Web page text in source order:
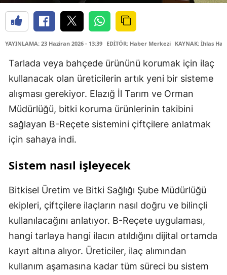
YAYINLAMA: 23 Haziran 2026 - 13:39 EDİTÖR: Haber Merkezi KAYNAK: İhlas
Tarlada veya bahçede ürününü korumak için ilaç
kullanacak olan üreticilerin artık yeni bir sisteme
alışması gerekiyor. Elazığ İl Tarım ve Orman
Müdürlüğü, bitki koruma ürünlerinin takibini
sağlayan B-Reçete sistemini çiftçilere anlatmak
için sahaya indi.
Sistem nasıl işleyecek
Bitkisel Üretim ve Bitki Sağlığı Şube Müdürlüğü
ekipleri, çiftçilere ilaçların nasıl doğru ve bilinçli
kullanılacağını anlatıyor. B-Reçete uygulaması,
hangi tarlaya hangi ilacın atıldığını dijital ortamda
kayıt altına alıyor. Üreticiler, ilaç alımından
kullanım aşamasına kadar tüm süreci bu sistem